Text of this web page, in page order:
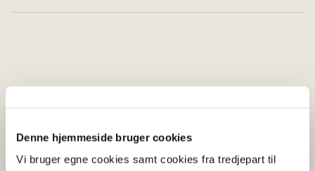
Denne hjemmeside bruger cookies
Vi bruger egne cookies samt cookies fra tredjepart til